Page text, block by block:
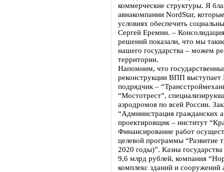
коммерческие структуры. Я
авиакомпании NordStar,
условиях обеспечить
Сергей Еремин. –
решений показали, что мы
нашего государства – можем
территории.
Напомним, что
реконструкции ВПП выступает
подрядчик –
“Мостотрест”,
аэродромов по всей России.
“Администрация гражданских
проектировщик – институт
Финансирование работ
целевой программы “Развитие
2020 годы)”. Казна
9,6 млрд рублей, компания
комплекс зданий и